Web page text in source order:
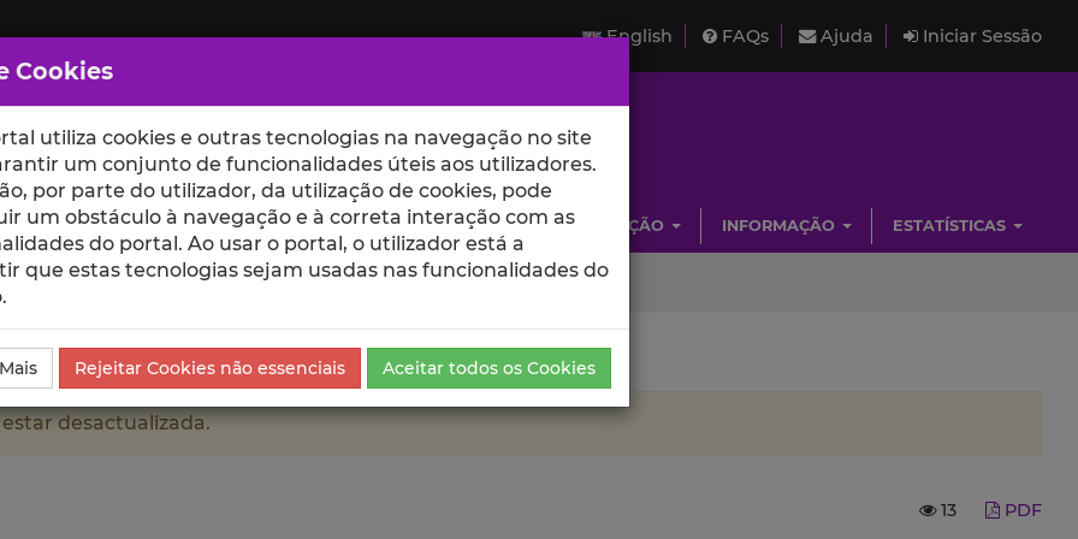
English FAQs Ajuda Iniciar Sessão
ESCOLAS UNIDADES INVESTIGAÇÃO INFORMAÇÃO ESTATÍSTICAS
desactualizada.
13 PDF
Cookies
utiliza cookies e outras tecnologias na navegação no site
um conjunto de funcionalidades úteis aos utilizadores.
por parte do utilizador, da utilização de cookies, pode
um obstáculo à navegação e à correta interação com as
do portal. Ao usar o portal, o utilizador está a
que estas tecnologias sejam usadas nas funcionalidades do
Rejeitar Cookies não essenciais Aceitar todos os Cookies